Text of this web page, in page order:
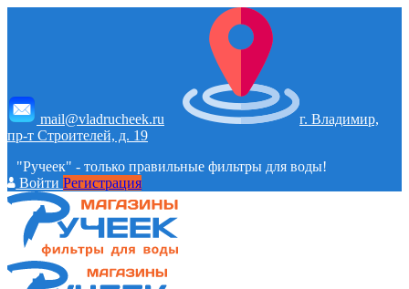
mail@vladrucheek.ru
г. Владимир,
пр-т Строителей, д. 19
"Ручеек" - только правильные фильтры для воды!
ВойтиРегистрация